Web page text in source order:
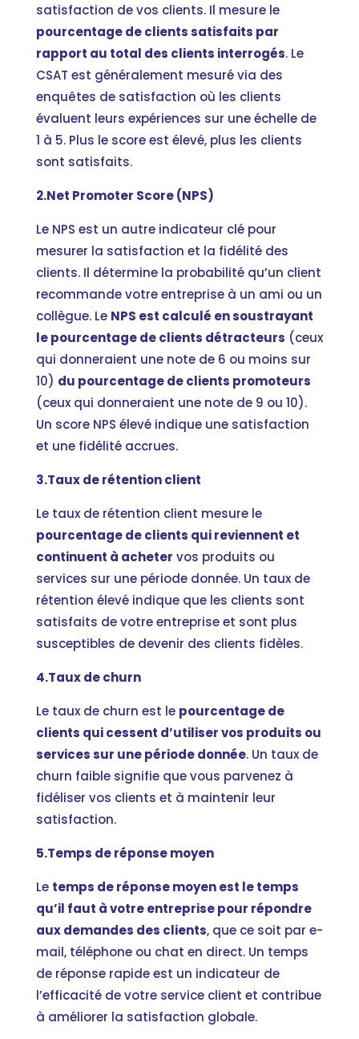
satisfaction de vos clients. Il mesure le
pourcentage de clients satisfaits par
rapport au total des clients interrogés. Le
CSAT est généralement mesuré via des
enquêtes de satisfaction où les clients
évaluent leurs expériences sur une échelle de
1 à 5. Plus le score est élevé, plus les clients
sont satisfaits.
2.Net Promoter Score (NPS)
Le NPS est un autre indicateur clé pour
mesurer la satisfaction et la fidélité des
clients. Il détermine la probabilité qu’un client
recommande votre entreprise à un ami ou un
collègue. Le NPS est calculé en soustrayant
le pourcentage de clients détracteurs (ceux
qui donneraient une note de 6 ou moins sur
10) du pourcentage de clients promoteurs
(ceux qui donneraient une note de 9 ou 10).
Un score NPS élevé indique une satisfaction
et une fidélité accrues.
3.Taux de rétention client
Le taux de rétention client mesure le
pourcentage de clients qui reviennent et
continuent à acheter vos produits ou
services sur une période donnée. Un taux de
rétention élevé indique que les clients sont
satisfaits de votre entreprise et sont plus
susceptibles de devenir des clients fidèles.
4.Taux de churn
Le taux de churn est le pourcentage de
clients qui cessent d’utiliser vos produits ou
services sur une période donnée. Un taux de
churn faible signifie que vous parvenez à
fidéliser vos clients et à maintenir leur
satisfaction.
5.Temps de réponse moyen
Le temps de réponse moyen est le temps
qu’il faut à votre entreprise pour répondre
aux demandes des clients, que ce soit par e-
mail, téléphone ou chat en direct. Un temps
de réponse rapide est un indicateur de
l’efficacité de votre service client et contribue
à améliorer la satisfaction globale.